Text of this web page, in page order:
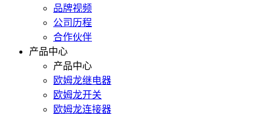
品牌视频
公司历程
合作伙伴
产品中心
产品中心
欧姆龙继电器
欧姆龙开关
欧姆龙连接器